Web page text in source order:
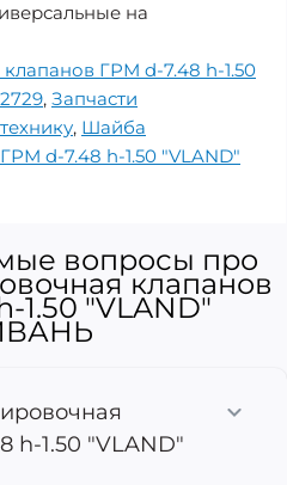
на
ГРМ d-7.48 h-1.50
, Запчасти
, Шайба
d-7.48 h-1.50 "VLAND"
вопросы про
клапанов
1.50 "VLAND"
h-1.50 "VLAND"